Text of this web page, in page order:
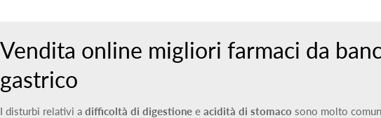
Vendita online migliori farmaci da
gastrico
I disturbi relativi a difficoltà di digestione e acidità di stomaco sono molto